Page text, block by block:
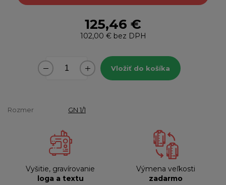
125,46 €
102,00 €bez DPH
Vložiť do košíka
Rozmer GN 1/1
Vyšitie, gravírovanie
loga a textu
Výmena veľkosti
zadarmo